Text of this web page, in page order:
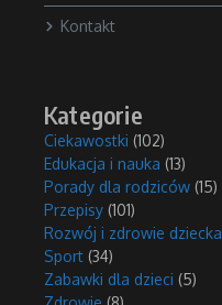
Kontakt
Kategorie
Ciekawostki (102)
Edukacja i nauka (13)
Porady dla rodziców (15)
Przepisy (101)
Rozwój i zdrowie dziecka
Sport (34)
Zabawki dla dzieci (5)